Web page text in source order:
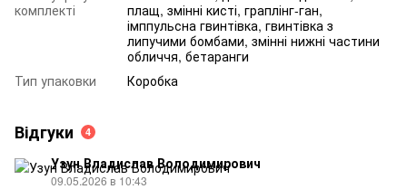
комплекті
плащ, змінні кисті, граплінг-ган,
імппульсна гвинтівка, гвинтівка з
липучими бомбами, змінні нижні частини
обличчя, бетаранги
Тип упаковки
Коробка
Відгуки 4
Узун Владислав Володимирович
09.05.2026 в 10:43